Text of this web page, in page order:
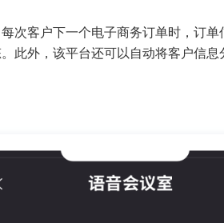
次客户下一个电子商务订单时，订单
此外，该平台还可以自动将客户信息